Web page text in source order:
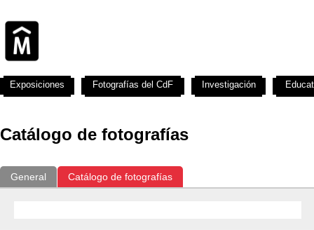
Catálogo de fotografías
General Catálogo de fotografías
Exposiciones Fotografías del CdF Investigación